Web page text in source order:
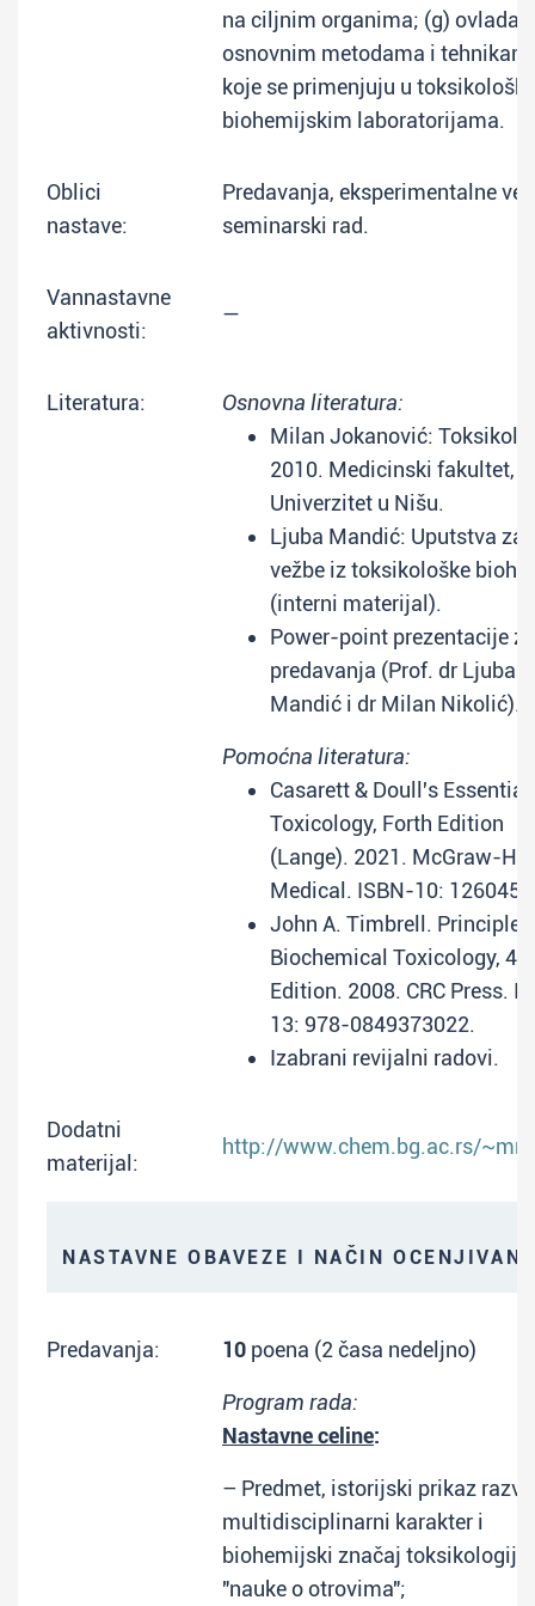
na ciljnim organima; (g)
osnovnim metodama i
koje se primenjuju u
biohemijskim laboratorijama.
Oblici
nastave:
Predavanja, eksperimentalne
seminarski rad.
Vannastavne
aktivnosti:
—
Literatura:
Osnovna literatura:
Milan Jokanović:
2010. Medicinski fakultet,
Univerzitet u Nišu.
Ljuba Mandić: Uputstva za
vežbe iz toksikološke
(interni materijal).
Power-point prezentacije za
predavanja (Prof. dr Ljuba
Mandić i dr Milan Nikolić).
Pomoćna literatura:
Casarett & Doull's
Toxicology, Forth Edition
(Lange). 2021. McGraw-Hill
Medical. ISBN-10:
John A. Timbrell.
Biochemical Toxicology, 4th
Edition. 2008. CRC Press.
13: 978-0849373022.
Izabrani revijalni radovi.
Dodatni
materijal:
http://www.chem.bg.ac.rs/
NASTAVNE OBAVEZE I NAČIN
Predavanja: 10 poena (2 časa nedeljno)
Program rada:
Nastavne celine:
– Predmet, istorijski prikaz
multidisciplinarni karakter i
biohemijski značaj toksikologije
"nauke o otrovima";